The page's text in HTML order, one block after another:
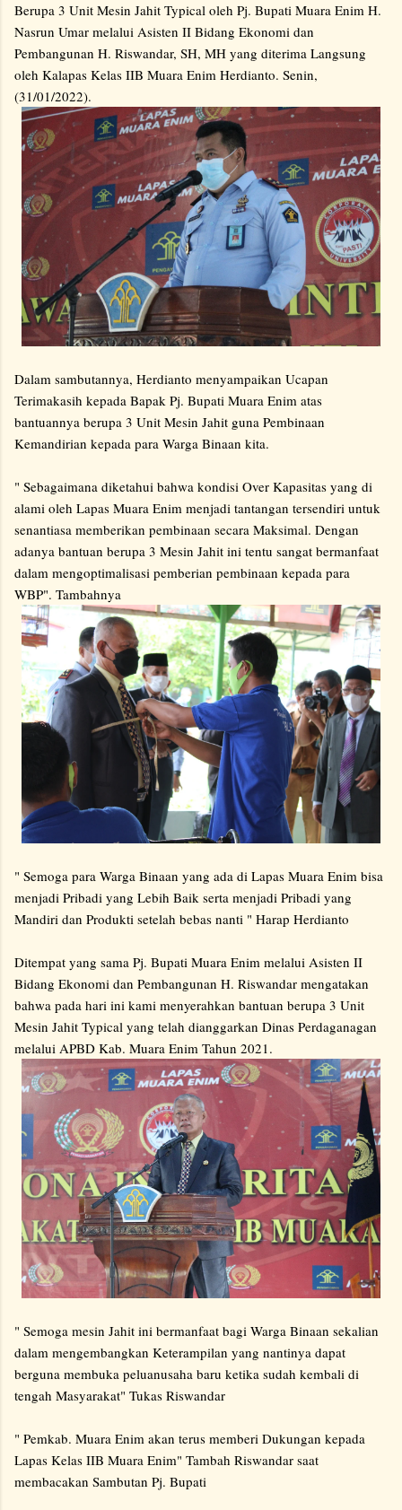
Berupa 3 Unit Mesin Jahit Typical oleh Pj. Bupati Muara Enim H.
Nasrun Umar melalui Asisten II Bidang Ekonomi dan
Pembangunan H. Riswandar, SH, MH yang diterima Langsung
oleh Kalapas Kelas IIB Muara Enim Herdianto. Senin,
(31/01/2022).
Dalam sambutannya, Herdianto menyampaikan Ucapan
Terimakasih kepada Bapak Pj. Bupati Muara Enim atas
bantuannya berupa 3 Unit Mesin Jahit guna Pembinaan
Kemandirian kepada para Warga Binaan kita.
" Sebagaimana diketahui bahwa kondisi Over Kapasitas yang di
alami oleh Lapas Muara Enim menjadi tantangan tersendiri untuk
senantiasa memberikan pembinaan secara Maksimal. Dengan
adanya bantuan berupa 3 Mesin Jahit ini tentu sangat bermanfaat
dalam mengoptimalisasi pemberian pembinaan kepada para
WBP". Tambahnya
" Semoga para Warga Binaan yang ada di Lapas Muara Enim bisa
menjadi Pribadi yang Lebih Baik serta menjadi Pribadi yang
Mandiri dan Produkti setelah bebas nanti " Harap Herdianto
Ditempat yang sama Pj. Bupati Muara Enim melalui Asisten II
Bidang Ekonomi dan Pembangunan H. Riswandar mengatakan
bahwa pada hari ini kami menyerahkan bantuan berupa 3 Unit
Mesin Jahit Typical yang telah dianggarkan Dinas Perdaganagan
melalui APBD Kab. Muara Enim Tahun 2021.
" Semoga mesin Jahit ini bermanfaat bagi Warga Binaan sekalian
dalam mengembangkan Keterampilan yang nantinya dapat
berguna membuka peluanusaha baru ketika sudah kembali di
tengah Masyarakat" Tukas Riswandar
" Pemkab. Muara Enim akan terus memberi Dukungan kepada
Lapas Kelas IIB Muara Enim" Tambah Riswandar saat
membacakan Sambutan Pj. Bupati